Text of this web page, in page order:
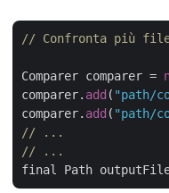
// Confronta più
Comparer comparer =
comparer. add ( "path/
comparer. add ( "path/
// ...
// ...
final Path